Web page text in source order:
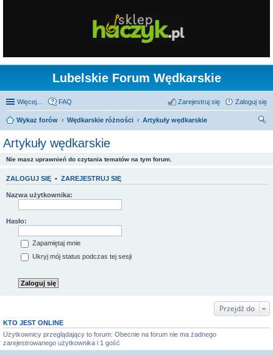
Lubelskie Forum Wędkarskie
Więcej… FAQ Zaloguj się
Zarejestruj się
Wykaz forów Wędkarskie różności
Artykuły wędkarskie
Artykuły wędkarskie
Nie masz uprawnień do czytania tematów na tym forum.
ZALOGUJ SIĘ • ZAREJESTRUJ SIĘ
Nazwa użytkownika:
Hasło:
Zapamiętaj mnie
Ukryj mój status podczas tej sesji
Przejdź do
KTO JEST ONLINE
Użytkownicy przeglądający to forum: Obecnie na forum nie ma żadnego
zarejestrowanego użytkownika i 1 gość